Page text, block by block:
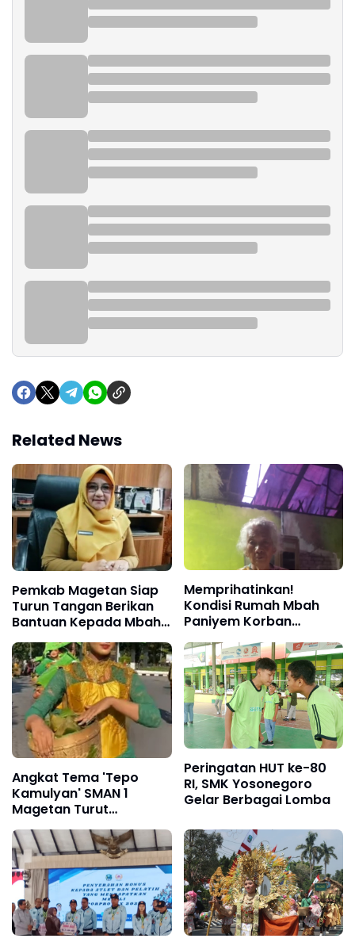
Related News
Pemkab Magetan Siap
Turun Tangan Berikan
Bantuan Kepada Mbah
Paniyem Korban
Kebakaran Rumah
Memprihatinkan!
Kondisi Rumah Mbah
Paniyem Korban
Tersentuh Bantuan dari
Pemerintah
Angkat Tema 'Tepo
Kamulyan' SMAN 1
Magetan Turut
Meriahkan Pawai
Budaya Magetan 2025
Peringatan HUT ke-80
RI, SMK Yosonegoro
Gelar Berbagai Lomba